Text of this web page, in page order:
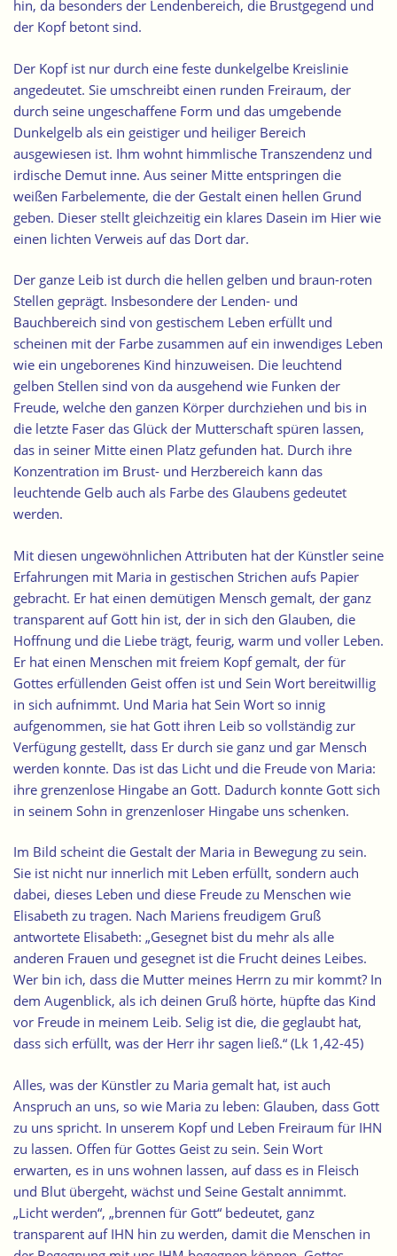
hin, da besonders der Lendenbereich, die Brustgegend und
der Kopf betont sind.
Der Kopf ist nur durch eine feste dunkelgelbe Kreislinie
angedeutet. Sie umschreibt einen runden Freiraum, der
durch seine ungeschaffene Form und das umgebende
Dunkelgelb als ein geistiger und heiliger Bereich
ausgewiesen ist. Ihm wohnt himmlische Transzendenz und
irdische Demut inne. Aus seiner Mitte entspringen die
weißen Farbelemente, die der Gestalt einen hellen Grund
geben. Dieser stellt gleichzeitig ein klares Dasein im Hier wie
einen lichten Verweis auf das Dort dar.
Der ganze Leib ist durch die hellen gelben und braun-roten
Stellen geprägt. Insbesondere der Lenden- und
Bauchbereich sind von gestischem Leben erfüllt und
scheinen mit der Farbe zusammen auf ein inwendiges Leben
wie ein ungeborenes Kind hinzuweisen. Die leuchtend
gelben Stellen sind von da ausgehend wie Funken der
Freude, welche den ganzen Körper durchziehen und bis in
die letzte Faser das Glück der Mutterschaft spüren lassen,
das in seiner Mitte einen Platz gefunden hat. Durch ihre
Konzentration im Brust- und Herzbereich kann das
leuchtende Gelb auch als Farbe des Glaubens gedeutet
werden.
Mit diesen ungewöhnlichen Attributen hat der Künstler seine
Erfahrungen mit Maria in gestischen Strichen aufs Papier
gebracht. Er hat einen demütigen Mensch gemalt, der ganz
transparent auf Gott hin ist, der in sich den Glauben, die
Hoffnung und die Liebe trägt, feurig, warm und voller Leben.
Er hat einen Menschen mit freiem Kopf gemalt, der für
Gottes erfüllenden Geist offen ist und Sein Wort bereitwillig
in sich aufnimmt. Und Maria hat Sein Wort so innig
aufgenommen, sie hat Gott ihren Leib so vollständig zur
Verfügung gestellt, dass Er durch sie ganz und gar Mensch
werden konnte. Das ist das Licht und die Freude von Maria:
ihre grenzenlose Hingabe an Gott. Dadurch konnte Gott sich
in seinem Sohn in grenzenloser Hingabe uns schenken.
Im Bild scheint die Gestalt der Maria in Bewegung zu sein.
Sie ist nicht nur innerlich mit Leben erfüllt, sondern auch
dabei, dieses Leben und diese Freude zu Menschen wie
Elisabeth zu tragen. Nach Mariens freudigem Gruß
antwortete Elisabeth: „Gesegnet bist du mehr als alle
anderen Frauen und gesegnet ist die Frucht deines Leibes.
Wer bin ich, dass die Mutter meines Herrn zu mir kommt? In
dem Augenblick, als ich deinen Gruß hörte, hüpfte das Kind
vor Freude in meinem Leib. Selig ist die, die geglaubt hat,
dass sich erfüllt, was der Herr ihr sagen ließ.“ (Lk 1,42-45)
Alles, was der Künstler zu Maria gemalt hat, ist auch
Anspruch an uns, so wie Maria zu leben: Glauben, dass Gott
zu uns spricht. In unserem Kopf und Leben Freiraum für IHN
zu lassen. Offen für Gottes Geist zu sein. Sein Wort
erwarten, es in uns wohnen lassen, auf dass es in Fleisch
und Blut übergeht, wächst und Seine Gestalt annimmt.
„Licht werden“, „brennen für Gott“ bedeutet, ganz
transparent auf IHN hin zu werden, damit die Menschen in